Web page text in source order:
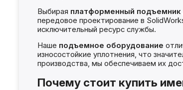
Выбирая платформенный подъемник
передовое проектирование в
исключительный ресурс службы.
Наше подъемное оборудование
износостойкие уплотнения, что
производства, мы обеспечиваем их
Почему стоит купить